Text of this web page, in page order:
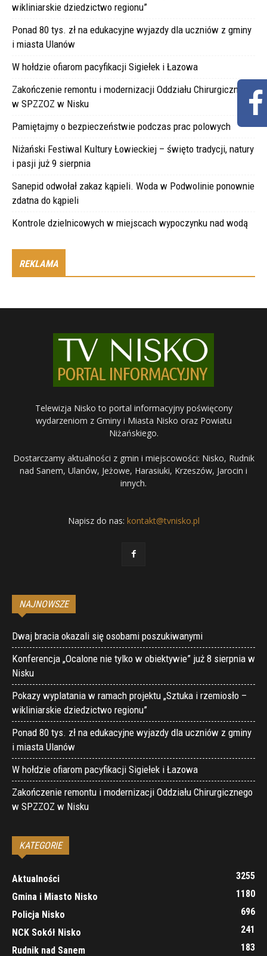
wikliniarskie dziedzictwo regionu”
Ponad 80 tys. zł na edukacyjne wyjazdy dla uczniów z gminy
i miasta Ulanów
W hołdzie ofiarom pacyfikacji Sigiełek i Łazowa
Zakończenie remontu i modernizacji Oddziału Chirurgicznego
w SPZZOZ w Nisku
Pamiętajmy o bezpieczeństwie podczas prac polowych
Niżański Festiwal Kultury Łowieckiej – święto tradycji, natury
i pasji już 9 sierpnia
Sanepid odwołał zakaz kąpieli. Woda w Podwolinie ponownie
zdatna do kąpieli
Kontrole dzielnicowych w miejscach wypoczynku nad wodą
REKLAMA
Telewizja Nisko to portal informacyjny poświęcony
wydarzeniom z Gminy i Miasta Nisko oraz Powiatu
Niżańskiego.
Dostarczamy aktualności z gmin i miejscowości: Nisko, Rudnik
nad Sanem, Ulanów, Jeżowe, Harasiuki, Krzeszów, Jarocin i
innych.
Napisz do nas: kontakt@tvnisko.pl
NAJNOWSZE
Dwaj bracia okazali się osobami poszukiwanymi
Konferencja „Ocalone nie tylko w obiektywie” już 8 sierpnia w
Nisku
Pokazy wyplatania w ramach projektu „Sztuka i rzemiosło –
wikliniarskie dziedzictwo regionu”
Ponad 80 tys. zł na edukacyjne wyjazdy dla uczniów z gminy
i miasta Ulanów
W hołdzie ofiarom pacyfikacji Sigiełek i Łazowa
Zakończenie remontu i modernizacji Oddziału Chirurgicznego
w SPZZOZ w Nisku
KATEGORIE
Aktualności
3255
Gmina i Miasto Nisko
1180
Policja Nisko
696
NCK Sokół Nisko
241
Rudnik nad Sanem
183